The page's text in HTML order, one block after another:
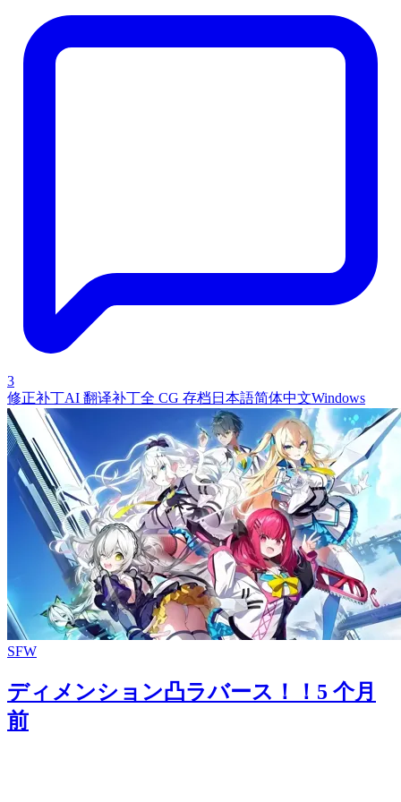
3
修正补丁AI 翻译补丁全 CG 存档 日本語简体中文Windows
SFW
ディメンション凸ラバース！！ 5 个月
前